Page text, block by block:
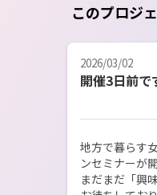
このプロジ
2026/03/02
開催3日前で
地方で暮らす
ンセミナーが
まだまだ「興